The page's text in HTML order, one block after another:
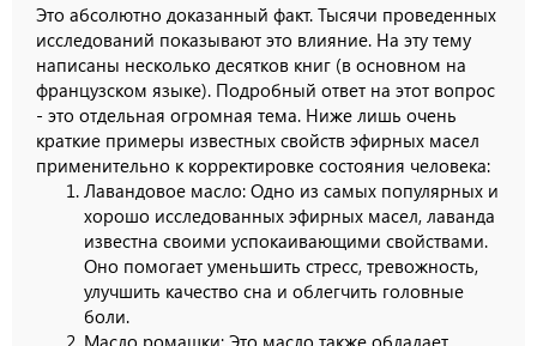
Это абсолютно доказанный факт. Тысячи проведенных
исследований показывают это влияние. На эту тему
написаны несколько десятков книг (в основном на
французском языке). Подробный ответ на этот вопрос
- это отдельная огромная тема. Ниже лишь очень
краткие примеры известных свойств эфирных масел
применительно к корректировке состояния человека:
Лавандовое масло: Одно из самых популярных и
хорошо исследованных эфирных масел, лаванда
известна своими успокаивающими свойствами.
Оно помогает уменьшить стресс, тревожность,
улучшить качество сна и облегчить головные
боли.
Масло ромашки: Это масло также обладает